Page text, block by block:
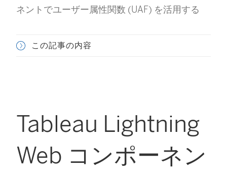
ネントでユーザー属性関数 (UAF) を活用する
この記事の内容
Tableau Lightning
Web コンポーネン